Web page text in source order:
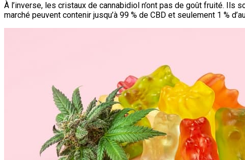
À l’inverse, les cristaux de cannabidiol n’ont pas de goût fruité.
marché peuvent contenir jusqu’à 99 % de CBD et seulement 1 %